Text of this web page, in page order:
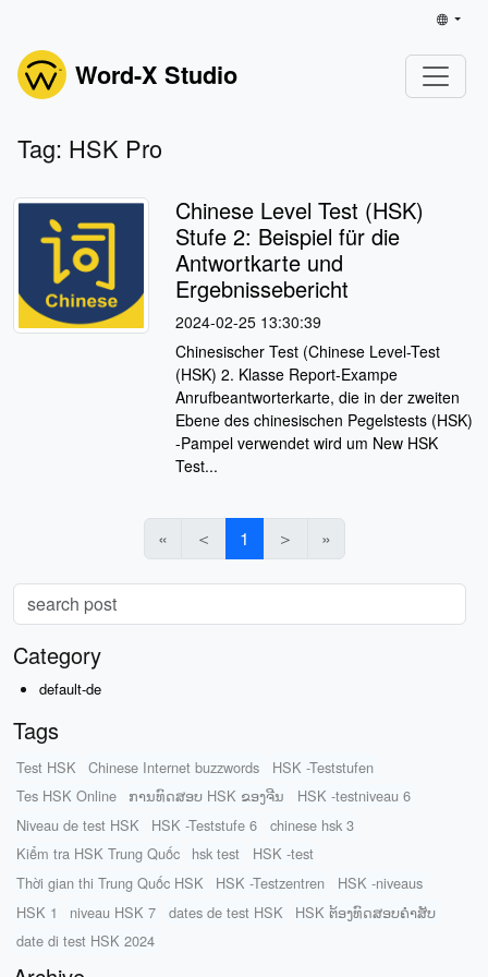
Word-X Studio
Tag: HSK Pro
Chinese Level Test (HSK)
Stufe 2: Beispiel für die
Antwortkarte und
Ergebnissebericht
2024-02-25 13:30:39
Chinesischer Test (Chinese Level-Test
(HSK) 2. Klasse Report-Exampe
Anrufbeantworterkarte, die in der zweiten
Ebene des chinesischen Pegelstests (HSK)
-Pampel verwendet wird um New HSK
Test...
« ＜ 1 ＞ »
Category
default-de
Tags
Test HSK Chinese Internet buzzwords
HSK -Teststufen
Tes HSK Online
ການທົດສອບ HSK ຂອງຈີນ
HSK -testniveau 6
Niveau de test HSK
HSK -Teststufe 6
chinese hsk 3
Kiểm tra HSK Trung Quốc
hsk test
HSK -test
Thời gian thi Trung Quốc HSK
HSK -Testzentren
HSK -niveaus
HSK 1
niveau HSK 7 dates de test HSK
HSK ຕ້ອງທົດສອບຄໍາສັບ
date di test HSK 2024